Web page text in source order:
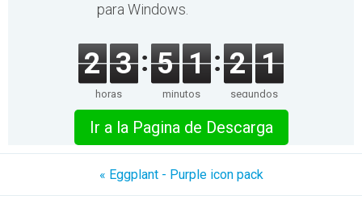
para Windows.
2 3
horas
5 1
minutos
2 1
segundos
Ir a la Pagina de Descarga
« Eggplant - Purple icon pack